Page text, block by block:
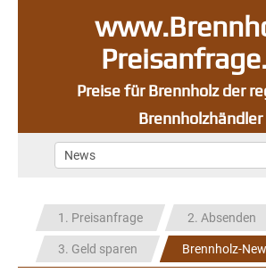
Preise für Brennholz der
Brennholzhändler
1. Preisanfrage 2. Absenden
3. Geld sparen Brennholz-